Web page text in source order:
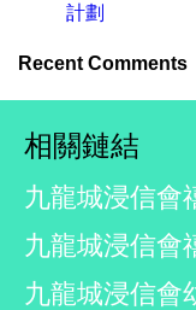
計劃
Recent Comments
相關鏈結
九龍城浸信會
九龍城浸信會
九龍城浸信會